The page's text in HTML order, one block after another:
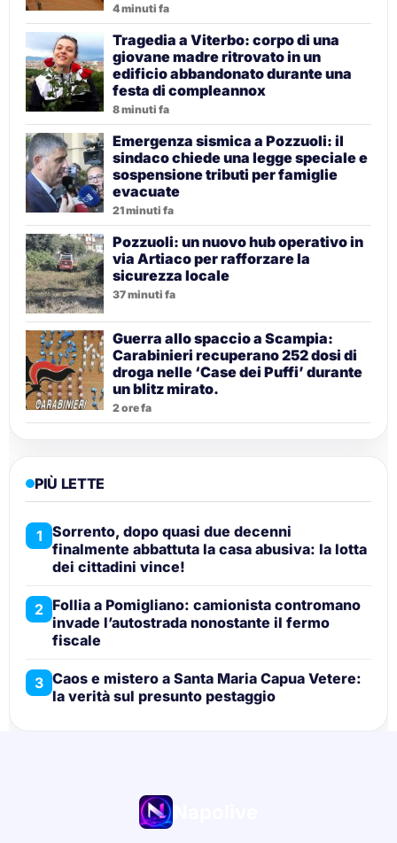
4 minuti fa
Tragedia a Viterbo: corpo di una
giovane madre ritrovato in un
edificio abbandonato durante una
festa di compleannox
8 minuti fa
Emergenza sismica a Pozzuoli: il
sindaco chiede una legge speciale e
sospensione tributi per famiglie
evacuate
21 minuti fa
Pozzuoli: un nuovo hub operativo in
via Artiaco per rafforzare la
sicurezza locale
37 minuti fa
Guerra allo spaccio a Scampia:
Carabinieri recuperano 252 dosi di
droga nelle ‘Case dei Puffi’ durante
un blitz mirato.
2 ore fa
PIÙ LETTE
1 Sorrento, dopo quasi due decenni
finalmente abbattuta la casa abusiva: la lotta
dei cittadini vince!
2 Follia a Pomigliano: camionista contromano
invade l’autostrada nonostante il fermo
fiscale
3 Caos e mistero a Santa Maria Capua Vetere:
la verità sul presunto pestaggio